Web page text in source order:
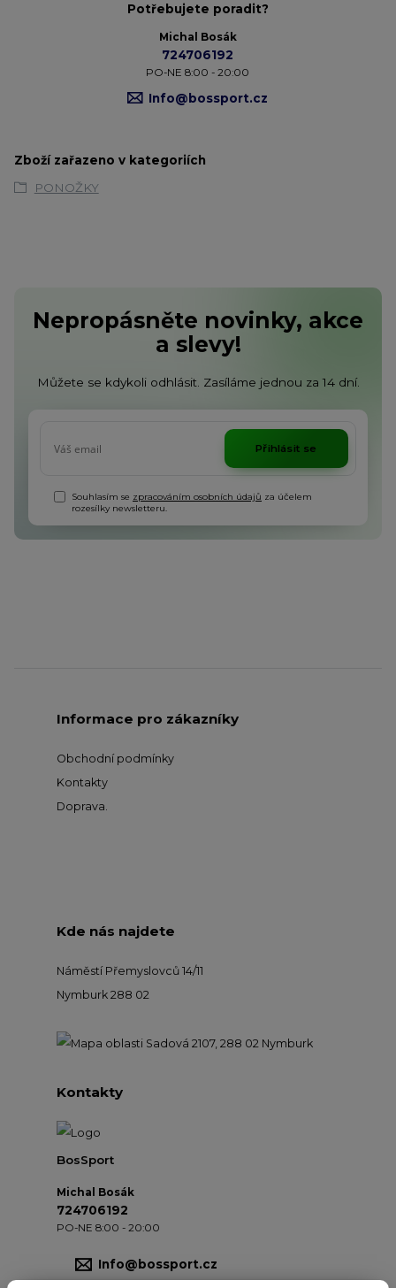
Potřebujete poradit?
Michal Bosák
724706192
PO-NE 8:00 - 20:00
Info@bossport.cz
Zboží zařazeno v kategoriích
PONOŽKY
Nepropásněte novinky, akce
a slevy!
Můžete se kdykoli odhlásit. Zasíláme jednou za 14 dní.
Přihlásit se
Souhlasím se zpracováním osobních údajů za účelem
rozesílky newsletteru.
Informace pro zákazníky
Obchodní podmínky
Kontakty
Doprava
Kde nás najdete
Náměstí Přemyslovců 14/11
Nymburk 288 02
Kontakty
BosSport
Michal Bosák
724706192
PO-NE 8:00 - 20:00
Info@bossport.cz